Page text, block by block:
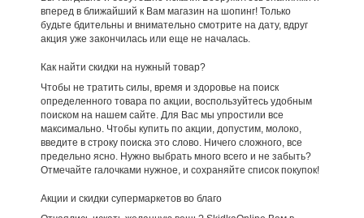
вперед в ближайший к Вам магазин на шопинг! Только
будьте бдительны и внимательно смотрите на дату, вдруг
акция уже закончилась или еще не началась.
Как найти скидки на нужный товар?
Чтобы не тратить силы, время и здоровье на поиск
определенного товара по акции, воспользуйтесь удобным
поиском на нашем сайте. Для Вас мы упростили все
максимально. Чтобы купить по акции, допустим, молоко,
введите в строку поиска это слово. Ничего сложного, все
предельно ясно. Нужно выбрать много всего и не забыть?
Отмечайте галочками нужное, и сохраняйте список покупок!
Акции и скидки супермаркетов во благо